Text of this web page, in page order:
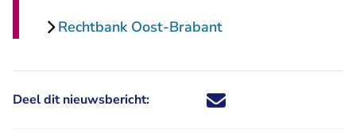
Rechtbank Oost-Brabant
Deel dit nieuwsbericht: Deel dit nieuwsbericht via X -
Deel dit nieuwsbericht via
Deel dit nieuwsbericht
Deel dit